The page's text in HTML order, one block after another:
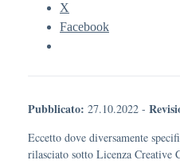
X
Facebook
Pubblicato: 27.10.2022 -
Eccetto dove diversamente
rilasciato sotto Licenza Creative